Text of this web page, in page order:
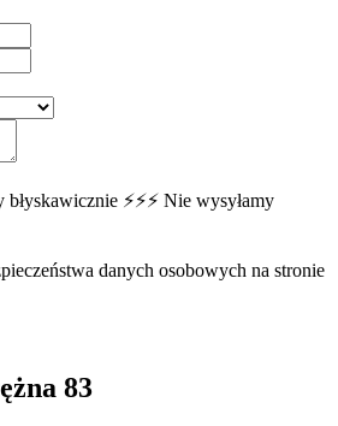
⚡⚡⚡ Nie wysyłamy
danych osobowych na stronie
83